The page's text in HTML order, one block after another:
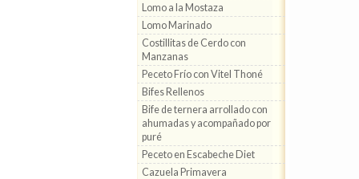
Lomo a la Mostaza
Lomo Marinado
Costillitas de Cerdo con
Manzanas
Peceto Frío con Vitel Thoné
Bifes Rellenos
Bife de ternera arrollado con
ahumadas y acompañado por
puré
Peceto en Escabeche Diet
Cazuela Primavera